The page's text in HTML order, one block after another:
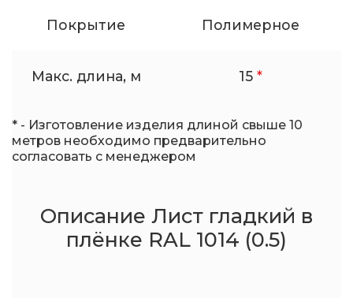
Покрытие Полимерное
Макс. длина, м 15 *
* - Изготовление изделия длиной свыше 10
метров необходимо предварительно
согласовать с менеджером
Описание Лист гладкий в
плёнке RAL 1014 (0.5)